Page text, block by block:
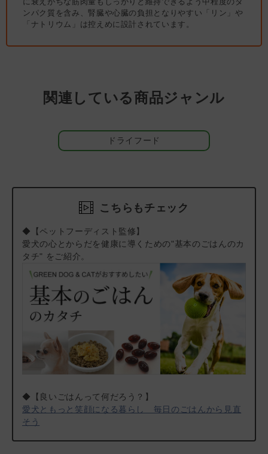
期に考慮することが多いナトリウム量とリン量が控えめになるよ
うにレシピを工夫しました。※療法食ではありません。心臓病、
よく見かけるダイエットフードのような繊維質を増やしてカロリ
ーを抑えているフードではありません。良質な国産の若鶏生肉を
オーナー様におすすめです。
行っていません。良質な素材とオリジナル製法で素材のうまみと
香りがいきています。
えらべる2種類のかたさ
yum yum yum! にはどの味にも、カリカリ食感の「ドライタイ
プ」としっとりソフトな「やわらかドライタイプ」の2種類をご
用意しています。使い勝手やパートナーの好みにあわせてお選び
ください。
シニア＆ライト チキン味のやわらかドライタイプはこちら。
＃ヤムリニューアル
#ヤムフライデー
#フードフライデー
＃おトク100
ンパク質を含み、腎臓や心臓の負担となりやすい「リン」や
「ナトリウム」は控えめに設計されています。
関連している商品ジャンル
ドライフード
こちらもチェック
◆【ペットフーディスト監修】
愛犬の心とからだを健康に導くための"基本のごはんのカ
タチ" をご紹介。
◆【良いごはんって何だろう？】
愛犬ともっと笑顔になる暮らし 毎日のごはんから見直
そう